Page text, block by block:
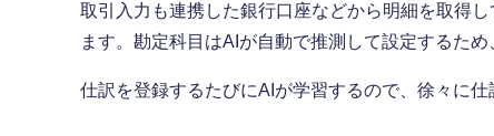
取引入力も連携した銀行口座などから明細を取得
ます。勘定科目はAIが自動で推測して設定するた
仕訳を登録するたびにAIが学習するので、徐々に仕